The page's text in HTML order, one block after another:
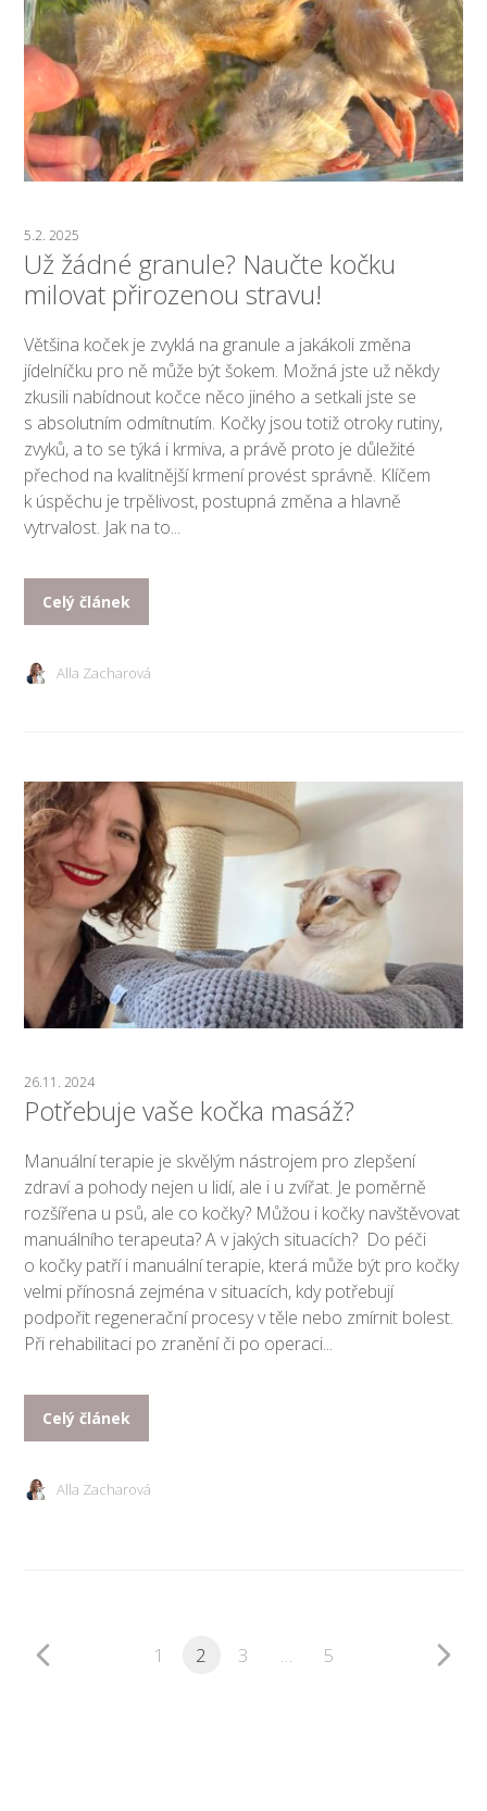
5.2. 2025
Už žádné granule? Naučte kočku
milovat přirozenou stravu!
Většina koček je zvyklá na granule a jakákoli změna
jídelníčku pro ně může být šokem. Možná jste už někdy
zkusili nabídnout kočce něco jiného a setkali jste se
s absolutním odmítnutím. Kočky jsou totiž otroky rutiny,
zvyků, a to se týká i krmiva, a právě proto je důležité
přechod na kvalitnější krmení provést správně. Klíčem
k úspěchu je trpělivost, postupná změna a hlavně
vytrvalost. Jak na to...
Celý článek
Alla Zacharová
26.11. 2024
Potřebuje vaše kočka masáž?
Manuální terapie je skvělým nástrojem pro zlepšení
zdraví a pohody nejen u lidí, ale i u zvířat. Je poměrně
rozšířena u psů, ale co kočky? Můžou i kočky navštěvovat
manuálního terapeuta? A v jakých situacích? Do péči
o kočky patří i manuální terapie, která může být pro kočky
velmi přínosná zejména v situacích, kdy potřebují
podpořit regenerační procesy v těle nebo zmírnit bolest.
Při rehabilitaci po zranění či po operaci...
Celý článek
Alla Zacharová
1 2 3 … 5